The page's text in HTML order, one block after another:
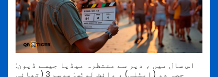
اس سال میں ، دیر سے منتظرہ میڈیا جیسے ڈیون:
حصہ دو (ایٹلی) ، وائٹ لوٹس: موسم 3 (تھائی